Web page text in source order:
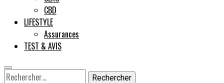
CBD
LIFESTYLE
Assurances
TEST & AVIS
Rechercher :